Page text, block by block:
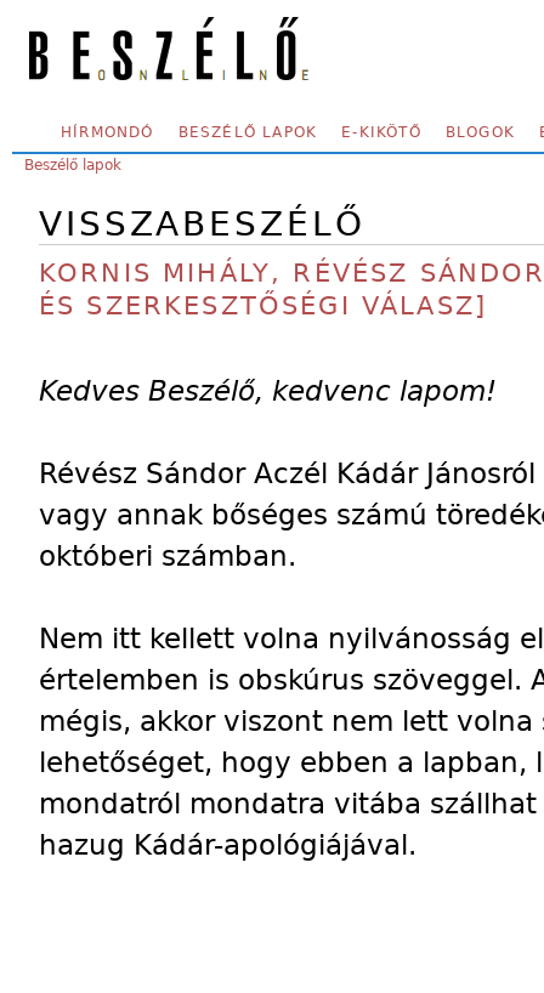
SECONDARY MENU
HÍRMONDÓ BESZÉLŐ LAPOK E-KIKÖTŐ BLOGOK
YOU ARE HERE:
Beszélő lapok
VISSZABESZÉLŐ
KORNIS MIHÁLY, RÉVÉSZ
ÉS SZERKESZTŐSÉGI VÁLASZ]
Kedves Beszélő, kedvenc lapom!
Révész Sándor Aczél Kádár
vagy annak bőséges számú
októberi számban.
Nem itt kellett volna nyilvánosság
értelemben is obskúrus szöveggel.
mégis, akkor viszont nem lett
lehetőséget, hogy ebben a lapban,
mondatról mondatra vitába
hazug Kádár-apológiájával.